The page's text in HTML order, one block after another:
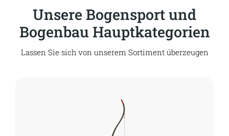
Unsere Bogensport und
Bogenbau Hauptkategorien
Lassen Sie sich von unserem Sortiment überzeugen